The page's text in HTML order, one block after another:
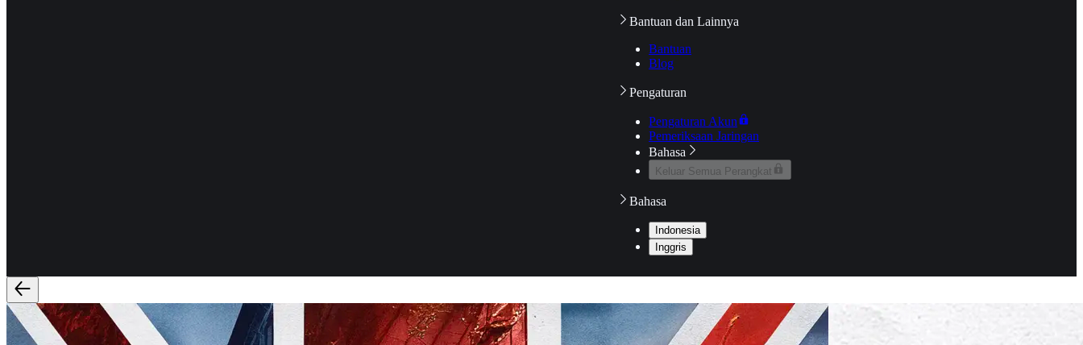
Bantuan dan Lainnya
Bantuan
Blog
Pengaturan
Pengaturan Akun
Pemeriksaan Jaringan
Bahasa
Keluar Semua Perangkat
Bahasa
Indonesia
Inggris